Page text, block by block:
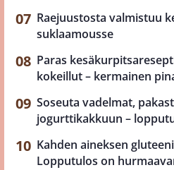
Raejuustosta valmistuu
suklaamousse
Paras
kokeillut – kermainen
Soseuta vadelmat,
jogurttikakkuun –
Kahden aineksen
Lopputulos on